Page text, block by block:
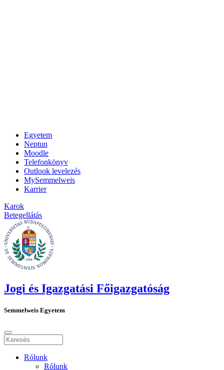
Egyetem
Neptun
Moodle
Telefonkönyv
Outlook levelezés
MySemmelweis
Karrier
Karok
Betegellátás
Jogi és Igazgatási Főigazgatóság
Semmelweis Egyetem
Rólunk
Rólunk